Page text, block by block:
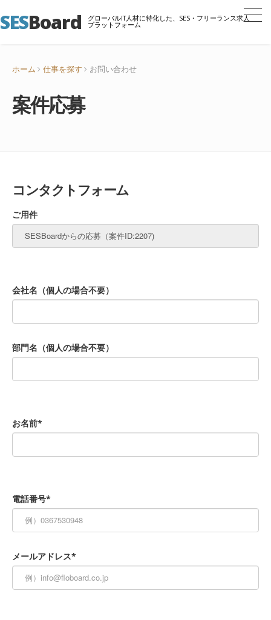
SESBoard グローバルIT人材に特化した、SES・フリーランス求人
プラットフォーム
ホーム 仕事を探す お問い合わせ
案件応募
コンタクトフォーム
ご用件
会社名（個人の場合不要）
部門名（個人の場合不要）
お名前*
電話番号*
メールアドレス*